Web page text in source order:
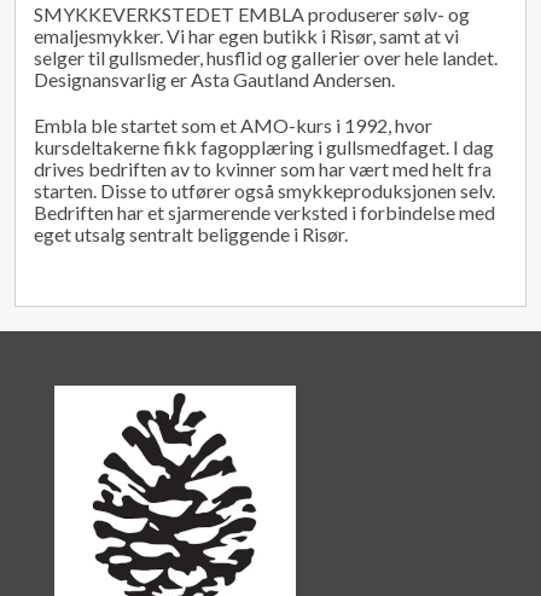
SMYKKEVERKSTEDET EMBLA produserer sølv- og
emaljesmykker. Vi har egen butikk i Risør, samt at vi
selger til gullsmeder, husflid og gallerier over hele landet.
Designansvarlig er Asta Gautland Andersen.
Embla ble startet som et AMO-kurs i 1992, hvor
kursdeltakerne fikk fagopplæring i gullsmedfaget. I dag
drives bedriften av to kvinner som har vært med helt fra
starten. Disse to utfører også smykkeproduksjonen selv.
Bedriften har et sjarmerende verksted i forbindelse med
eget utsalg sentralt beliggende i Risør.